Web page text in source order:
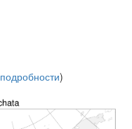
подробности)